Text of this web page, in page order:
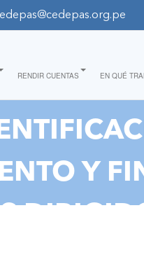
RENDIR CUENTAS EN QUÉ
Y